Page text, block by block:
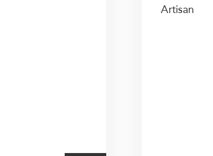
Artisan